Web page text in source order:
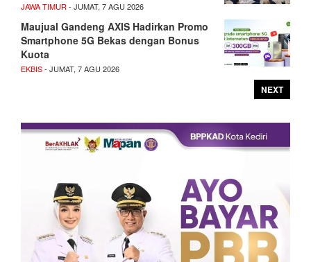
JAWA TIMUR- JUMAT, 7 AGU 2026
Maujual Gandeng AXIS Hadirkan Promo
Smartphone 5G Bekas dengan Bonus
Kuota
EKBIS- JUMAT, 7 AGU 2026
NEXT